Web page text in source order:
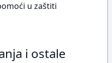
u zaštiti
i ostale